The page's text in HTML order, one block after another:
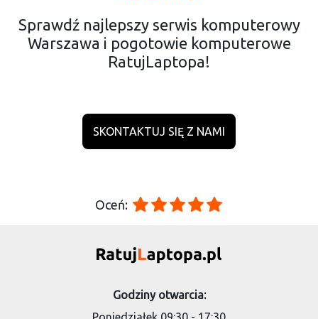
Sprawdź najlepszy serwis komputerowy
Warszawa i pogotowie komputerowe
RatujLaptopa!
SKONTAKTUJ SIĘ Z NAMI
Oceń:
Godziny otwarcia: